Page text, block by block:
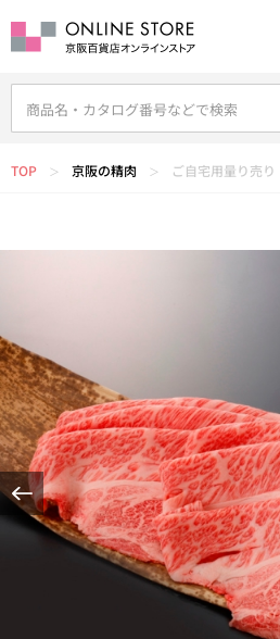
TOP ＞ 京阪の精肉 ＞ ご自宅用量り売り